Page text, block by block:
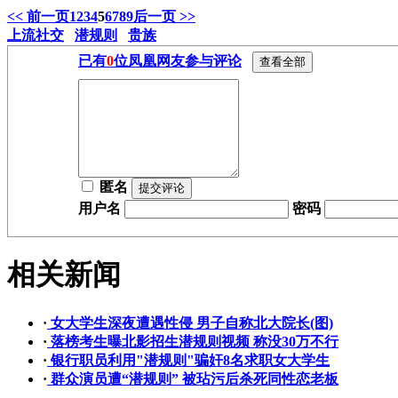
<< 前一页123456789后一页 >>
上流社交
潜规则
贵族
已有0位凤凰网友参与评论
匿名
用户名
密码
相关新闻
· 女大学生深夜遭遇性侵 男子自称北大院长(图)
· 落榜考生曝北影招生潜规则视频 称没30万不行
· 银行职员利用"潜规则"骗奸8名求职女大学生
· 群众演员遭“潜规则” 被玷污后杀死同性恋老板